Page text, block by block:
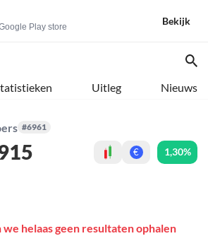
Play store
Bekijk
Uitleg Nieuws
#6961
€ 1,30%
helaas geen resultaten ophalen